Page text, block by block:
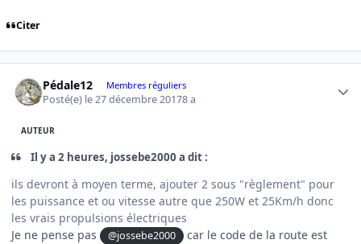
Citer
Pédale12 Membres réguliers
Posté(e) le 27 décembre 20178 a
AUTEUR
Il y a 2 heures, jossebe2000 a dit :
ils devront à moyen terme, ajouter 2 sous "règlement" pour
les puissance et ou vitesse autre que 250W et 25Km/h donc
les vrais propulsions électriques
Je ne pense pas
@jossebe2000
car le code de la route est